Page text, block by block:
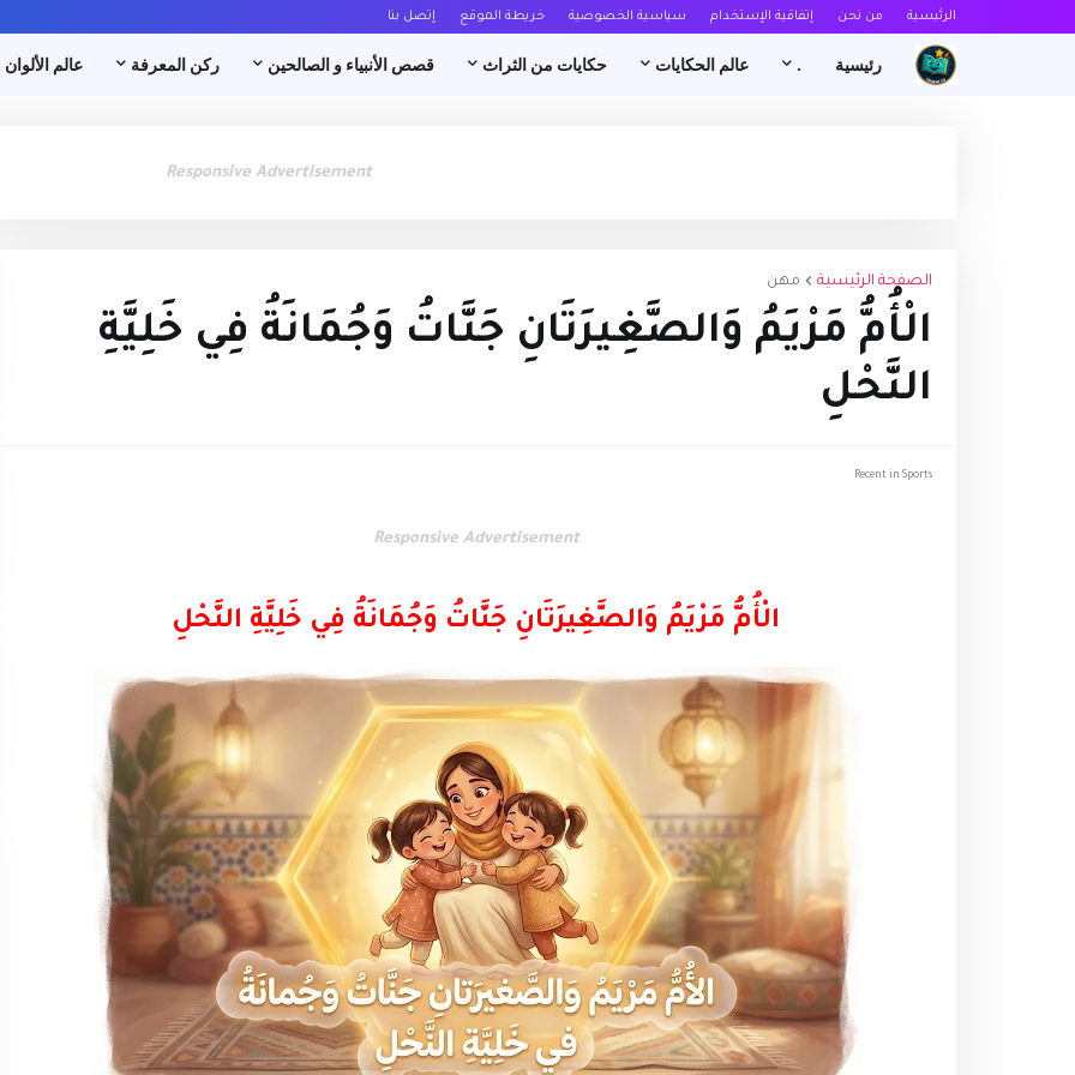
الرئيسية من نحن إتفاقية الإستخدام سياسية الخصوصية خريطة الموقع إتصل بنا
رئيسية . عالم الحكايات حكايات من الثراث قصص الأنبياء و الصالحين ركن المعرفة عالم الألوان
Responsive Advertisement
الصفحة الرئيسية مهن
الْأُمُّ مَرْيَمُ وَالصَّغِيرَتَانِ جَنَّاتُ وَجُمَانَةُ فِي خَلِيَّةِ
النَّحْلِ
Recent in Sports
Responsive Advertisement
الْأُمُّ مَرْيَمُ وَالصَّغِيرَتَانِ جَنَّاتُ وَجُمَانَةُ فِي خَلِيَّةِ النَّحْلِ